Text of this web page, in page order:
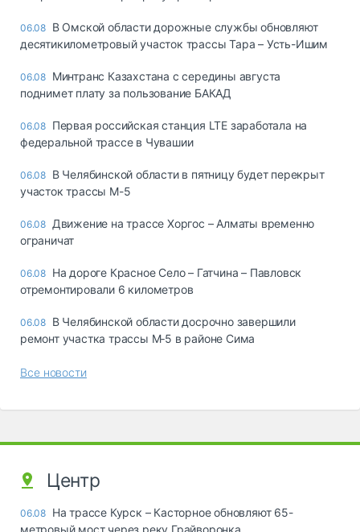
06.08 В Омской области дорожные службы обновляют
десятикилометровый участок трассы Тара – Усть-Ишим
06.08 Минтранс Казахстана с середины августа
поднимет плату за пользование БАКАД
06.08 Первая российская станция LTE заработала на
федеральной трассе в Чувашии
06.08 В Челябинской области в пятницу будет перекрыт
участок трассы М-5
06.08 Движение на трассе Хоргос – Алматы временно
ограничат
06.08 На дороге Красное Село – Гатчина – Павловск
отремонтировали 6 километров
06.08 В Челябинской области досрочно завершили
ремонт участка трассы М‑5 в районе Сима
Все новости
Центр
06.08 На трассе Курск – Касторное обновляют 65-
метровый мост через реку Грайворонка